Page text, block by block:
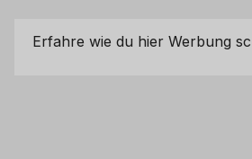
Erfahre wie du hier Werbung